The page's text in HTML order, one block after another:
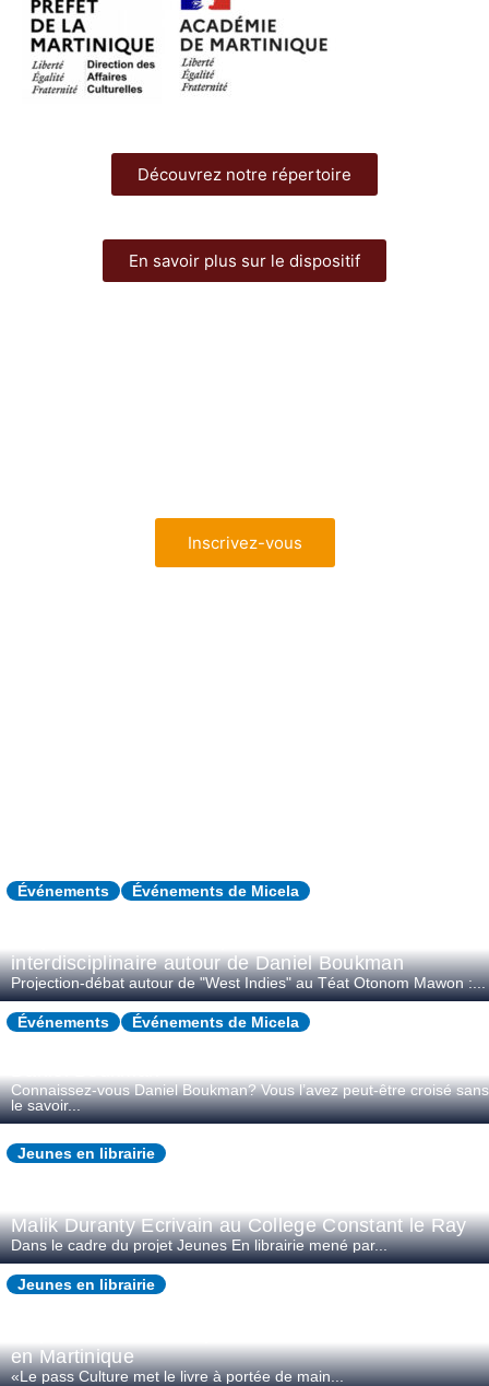
Découvrez notre répertoire
En savoir plus sur le dispositif
Inscrivez-vous
Événements Événements de Micela
interdisciplinaire autour de Daniel Boukman
Projection-débat autour de "West Indies" au Téat Otonom Mawon :...
Événements Événements de Micela
Connaissez-vous Daniel Boukman? Vous l’avez peut-être croisé sans
le savoir...
Jeunes en librairie
Malik Duranty Ecrivain au College Constant le Ray
Dans le cadre du projet Jeunes En librairie mené par...
Jeunes en librairie
en Martinique
«Le pass Culture met le livre à portée de main...